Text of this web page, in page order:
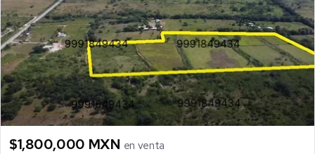
$1,800,000 MXN en venta